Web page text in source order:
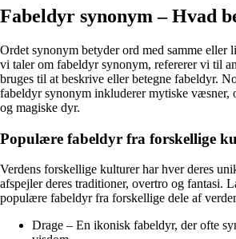
Fabeldyr synonym – Hvad
Ordet synonym betyder ord med samme eller
vi taler om fabeldyr synonym, refererer vi til
bruges til at beskrive eller betegne fabeldyr.
fabeldyr synonym inkluderer mytiske væsner,
og magiske dyr.
Populære fabeldyr fra forskellige
Verdens forskellige kulturer har hver deres
afspejler deres traditioner, overtro og fantasi.
populære fabeldyr fra forskellige dele af
Drage – En ikonisk fabeldyr, der ofte